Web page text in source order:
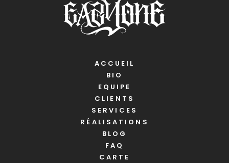
ACCUEIL
BIO
EQUIPE
CLIENTS
SERVICES
RÉALISATIONS
BLOG
FAQ
CARTE